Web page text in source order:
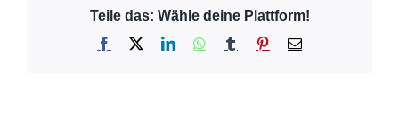
Teile das: Wähle deine Plattform!
Facebook LinkedInWhatsApp
Tumblr Pinterest
E-